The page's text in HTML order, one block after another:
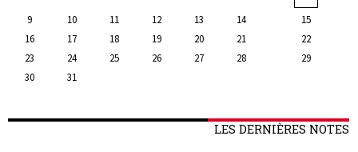
9
10 11 12 13 14
15
16
17 18 19 20 21
22
23
24 25 26 27 28
29
30
31
LES DERNIÈRES NOTES